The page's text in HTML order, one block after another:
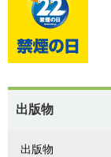
出版物
出版物